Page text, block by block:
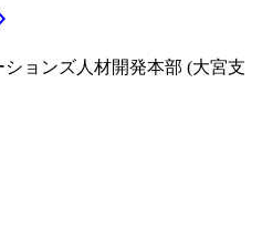
ョンズ人材開発本部 (大宮支